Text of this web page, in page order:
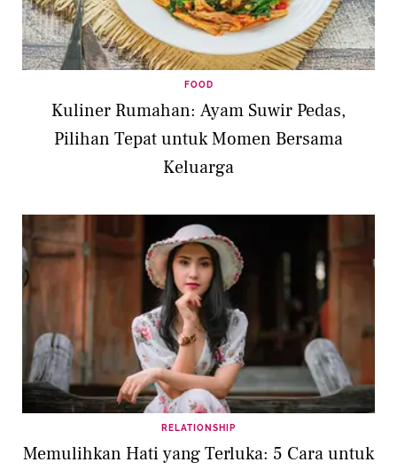
FOOD
Kuliner Rumahan: Ayam Suwir Pedas,
Pilihan Tepat untuk Momen Bersama
Keluarga
RELATIONSHIP
Memulihkan Hati yang Terluka: 5 Cara untuk